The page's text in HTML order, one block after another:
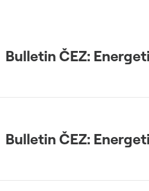
Bulletin ČEZ:
Bulletin ČEZ: